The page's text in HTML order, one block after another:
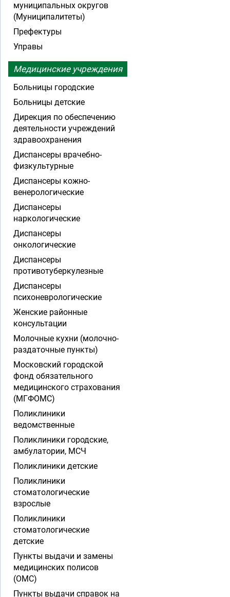
муниципальных округов
(Муниципалитеты)
Префектуры
Управы
Медицинские учреждения
Больницы городские
Больницы детские
Дирекция по обеспечению
деятельности учреждений
здравоохранения
Диспансеры врачебно-
физкультурные
Диспансеры кожно-
венерологические
Диспансеры
наркологические
Диспансеры
онкологические
Диспансеры
противотуберкулезные
Диспансеры
психоневрологические
Женские районные
консультации
Молочные кухни (молочно-
раздаточные пункты)
Московский городской
фонд обязательного
медицинского страхования
(МГФОМС)
Поликлиники
ведомственные
Поликлиники городские,
амбулатории, МСЧ
Поликлиники детские
Поликлиники
стоматологические
взрослые
Поликлиники
стоматологические
детские
Пункты выдачи и замены
медицинских полисов
(ОМС)
Пункты выдачи справок на